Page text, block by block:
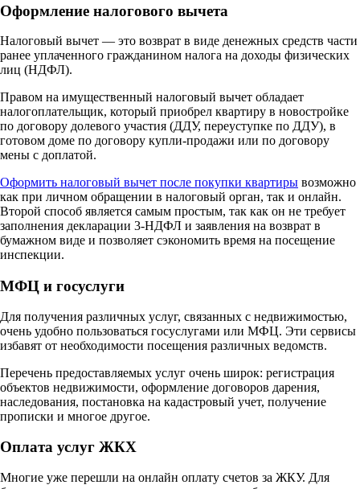
Оформление налогового вычета
Налоговый вычет — это возврат в виде денежных средств части
ранее уплаченного гражданином налога на доходы физических
лиц (НДФЛ).
Правом на имущественный налоговый вычет обладает
налогоплательщик, который приобрел квартиру в новостройке
по договору долевого участия (ДДУ, переуступке по ДДУ), в
готовом доме по договору купли-продажи или по договору
мены с доплатой.
Оформить налоговый вычет после покупки квартиры возможно
как при личном обращении в налоговый орган, так и онлайн.
Второй способ является самым простым, так как он не требует
заполнения декларации 3-НДФЛ и заявления на возврат в
бумажном виде и позволяет сэкономить время на посещение
инспекции.
МФЦ и госуслуги
Для получения различных услуг, связанных с недвижимостью,
очень удобно пользоваться госуслугами или МФЦ. Эти сервисы
избавят от необходимости посещения различных ведомств.
Перечень предоставляемых услуг очень широк: регистрация
объектов недвижимости, оформление договоров дарения,
наследования, постановка на кадастровый учет, получение
прописки и многое другое.
Оплата услуг ЖКХ
Многие уже перешли на онлайн оплату счетов за ЖКУ. Для